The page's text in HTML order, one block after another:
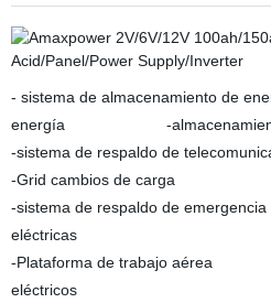
- sistema de almacenamiento de
energía
-
-sistema de respaldo de
-Grid cambios de carga
-sistema de respaldo de
eléctricas
-Plataforma de trabajo
eléctricos